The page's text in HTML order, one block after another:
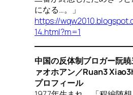
になる…。」
https://
14.html?m=1
中国の反体制ブロガー阮
ァオホアン／Ruan3
プロフィール